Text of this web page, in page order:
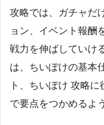
攻略では、ガチャだ
ョン、イベント報酬
戦力を伸ばしていけ
は、ちいぽけの基本
ト、ちいぽけ 攻略
で要点をつかめるよ